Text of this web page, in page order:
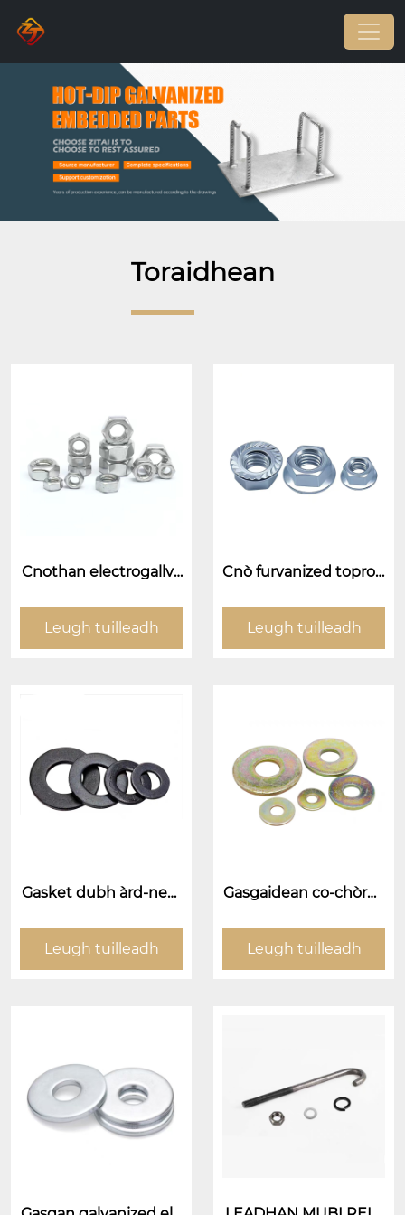
Toraidhean
Cnothan electrogallva
Leugh tuilleadh
Cnò furvanized toprop
h slarachaidh eanchai
nn)
Leugh tuilleadh
Gasket dubh àrd-near
Leugh tuilleadh
Gasgaidean co-chòrda
Leugh tuilleadh